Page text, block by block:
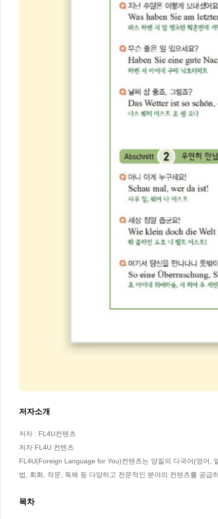
저자소개
저자 : FL4U컨텐츠
저자 FL4U 컨텐츠
FL4U(Foreign Language for You)컨텐츠는 양질의 다국어(영어,
법, 회화, 작문, 독해 등 다양하고 전문적인 분야의 컨텐츠를 공급
목차